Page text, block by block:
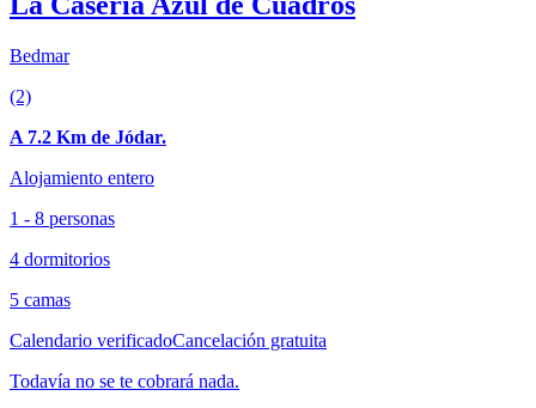
Bedmar
(2)
A 7.2 Km de Jódar.
Alojamiento entero
1 - 8 personas
4 dormitorios
5 camas
Calendario verificadoCancelación gratuita
Todavía no se te cobrará nada.